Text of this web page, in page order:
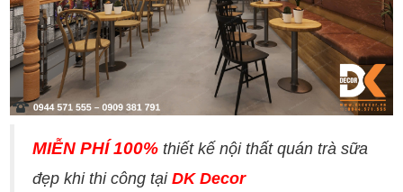
MIỄN PHÍ 100% thiết kế nội thất quán trà sữa
đẹp khi thi công tạiDK Decor